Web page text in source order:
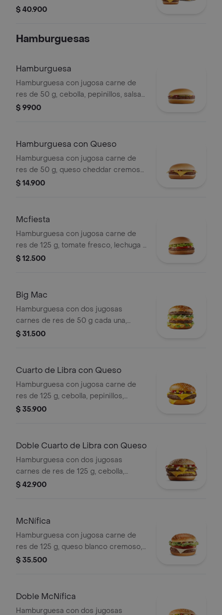
Queso
$ 40.900
Hamburguesas
Hamburguesa
Hamburguesa con jugosa carne de
res de 50 g, cebolla, pepinillos, salsa
de tomate y mostaza, en pan suave
$ 9900
Hamburguesa con Queso
Hamburguesa con jugosa carne de
res de 50 g, queso cheddar cremoso,
cebolla, pepinillos, salsa de tomate y
$ 14.900
Mcfiesta
Hamburguesa con jugosa carne de
res de 125 g, tomate fresco, lechuga y
salsa de tomate, en pan suave sin
$ 12.500
Big Mac
Hamburguesa con dos jugosas
carnes de res de 50 g cada una,
cebolla, lechuga fresca, pepinillos,
Mac™, en pan dorado con ajonjolí.
$ 31.500
Cuarto de Libra con Queso
Hamburguesa con jugosa carne de
res de 125 g, cebolla, pepinillos,
queso cheddar cremoso, salsa de
$ 35.900
Doble Cuarto de Libra con Queso
Hamburguesa con dos jugosas
carnes de res de 125 g, cebolla,
pepinillos, doble queso cheddar
$ 42.900
McNífica
Hamburguesa con jugosa carne de
res de 125 g, queso blanco cremoso,
cebolla, tomate fresco, lechuga, salsa
$ 35.500
Doble McNífica
Hamburguesa con dos jugosas